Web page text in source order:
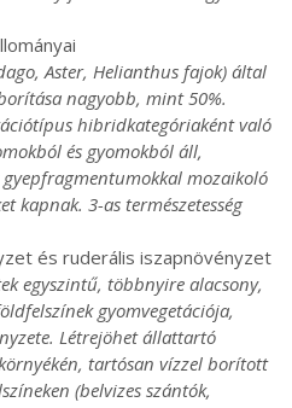
Aster, Helianthus fajok) által
nagyobb, mint 50%.
hibridkategóriaként való
és gyomokból áll,
gyepfragmentumokkal mozaikoló
kapnak. 3-as természetesség
és ruderális iszapnövényzet
egyszintű, többnyire alacsony,
gyomvegetációja,
Létrejöhet állattartó
tartósan vízzel borított
(belvizes szántók,